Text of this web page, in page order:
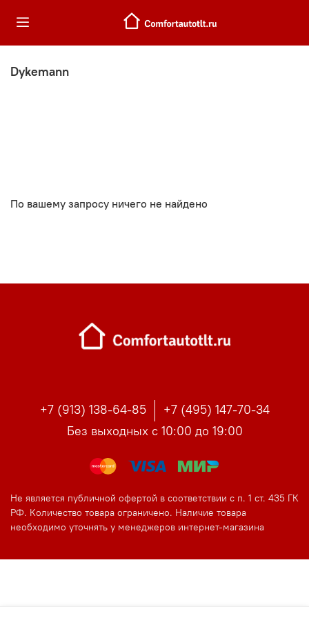
Dykemann
По вашему запросу ничего не найдено
+7 (913) 138-64-85
+7 (495) 147-70-34
Без выходных с 10:00 до 19:00
Не является публичной офертой в соответствии с п. 1 ст. 435 ГК
РФ. Количество товара ограничено. Наличие товара
необходимо уточнять у менеджеров интернет-магазина